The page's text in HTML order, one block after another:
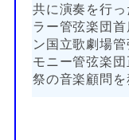
共に演奏を行
ラー管弦楽団
ン国立歌劇場
モニー管弦楽
祭の音楽顧問を